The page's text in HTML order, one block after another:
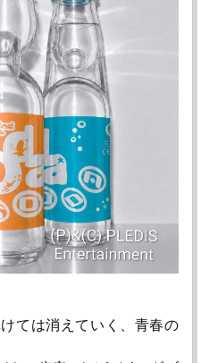
ては消えていく、青春の